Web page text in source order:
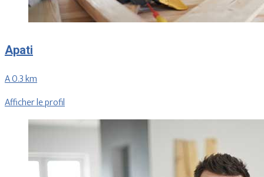
Apati
A 0.3 km
Afficher le profil